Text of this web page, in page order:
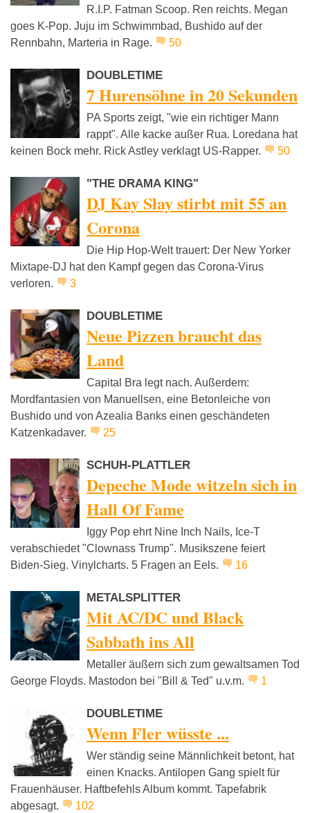
R.I.P. Fatman Scoop. Ren reichts. Megan
goes K-Pop. Juju im Schwimmbad, Bushido auf der
Rennbahn, Marteria in Rage.
50
DOUBLETIME
7 Hurensöhne in 20 Sekunden
PA Sports zeigt, "wie ein richtiger Mann
rappt". Alle kacke außer Rua. Loredana hat
keinen Bock mehr. Rick Astley verklagt US-Rapper.
50
"THE DRAMA KING"
DJ Kay Slay stirbt mit 55 an
Corona
Die Hip Hop-Welt trauert: Der New Yorker
Mixtape-DJ hat den Kampf gegen das Corona-Virus
verloren.
3
DOUBLETIME
Neue Pizzen braucht das
Land
Capital Bra legt nach. Außerdem:
Mordfantasien von Manuellsen, eine Betonleiche von
Bushido und von Azealia Banks einen geschändeten
Katzenkadaver.
25
SCHUH-PLATTLER
Depeche Mode witzeln sich in
Hall Of Fame
Iggy Pop ehrt Nine Inch Nails, Ice-T
verabschiedet "Clownass Trump". Musikszene feiert
Biden-Sieg. Vinylcharts. 5 Fragen an Eels.
16
METALSPLITTER
Mit AC/DC und Black
Sabbath ins All
Metaller äußern sich zum gewaltsamen Tod
George Floyds. Mastodon bei "Bill & Ted" u.v.m.
1
DOUBLETIME
Wenn Fler wüsste ...
Wer ständig seine Männlichkeit betont, hat
einen Knacks. Antilopen Gang spielt für
Frauenhäuser. Haftbefehls Album kommt. Tapefabrik
abgesagt.
102